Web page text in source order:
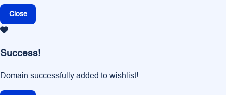
Close
Success!
Domain successfully added to wishlist!